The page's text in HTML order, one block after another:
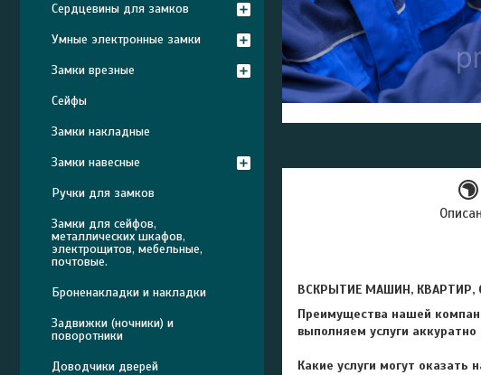
ВСКРЫТИЕ МАШИН, КВАРТИР,
Преимущества нашей
выполняем услуги аккуратно
Какие услуги могут
Сердцевины для замков
Умные электронные замки
Замки врезные
Сейфы
Замки накладные
Замки навесные
Ручки для замков
Замки для сейфов,
металлических шкафов,
электрощитов, мебельные,
почтовые.
Броненакладки и накладки
Задвижки (ночники) и
поворотники
Доводчики дверей